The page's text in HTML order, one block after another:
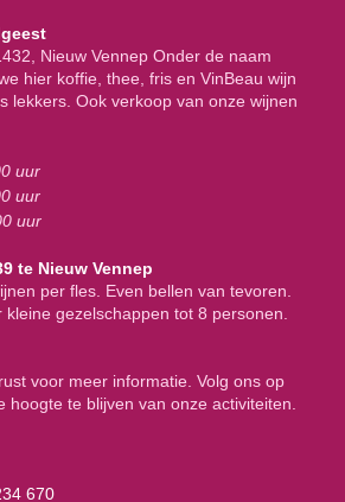
Nieuw Vennep Onder de naam
hier koffie, thee, fris en VinBeau wijn
lekkers. Ook verkoop van onze wijnen
uur
uur
uur
te Nieuw Vennep
per fles. Even bellen van tevoren.
gezelschappen tot 8 personen.
voor meer informatie. Volg ons op
hoogte te blijven van onze activiteiten.
670